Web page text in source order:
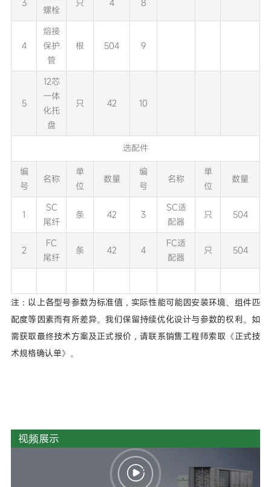
3
螺栓
只 4 8
4
熔接
保护
管
根 504 9
5
12芯
一体
化托
盘
只 42 10
选配件
编
号
名称
单
位
数量
编
号
名称
单
位
数量
1
SC
尾纤
条 42 3
SC适
配器
只 504
2
FC
尾纤
条 42 4
FC适
配器
只 504
注：以上各型号参数为标准值，实际性能可能因安装环境、组件匹
配度等因素而有所差异。我们保留持续优化设计与参数的权利。如
需获取最终技术方案及正式报价，请联系销售工程师索取《正式技
术规格确认单》。
视频展示